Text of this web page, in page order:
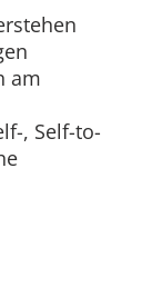
am
, Self-to-